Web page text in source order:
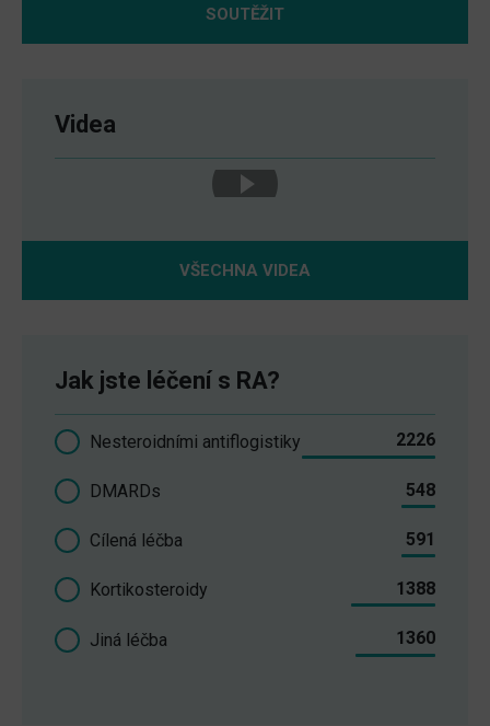
SOUTĚŽIT
Videa
VŠECHNA VIDEA
Jak jste léčení s RA?
Nesteroidními antiflogistiky 2226
DMARDs 548
Cílená léčba 591
Kortikosteroidy 1388
Jiná léčba 1360